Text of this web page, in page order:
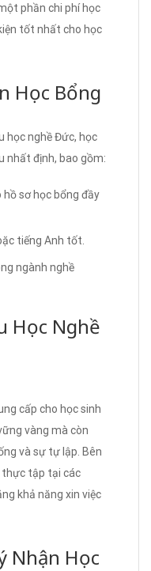
phần chi phí học
tốt nhất cho học
Học Bổng
học nghề Đức, học
nhất định, bao gồm:
sơ học bổng đầy
tiếng Anh tốt.
ngành nghề
Học Nghề
cấp cho học sinh
vàng mà còn
và sự tự lập. Bên
thực tập tại các
khả năng xin việc
Nhận Học